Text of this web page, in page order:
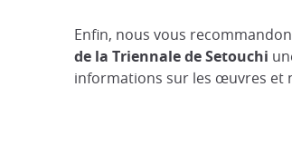
Enfin, nous vous
de la Triennale de Setouchi
informations sur les œuvres et